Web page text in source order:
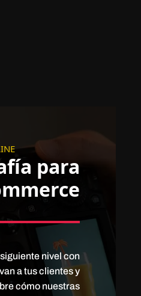
para
nivel con
a tus clientes y
cómo nuestras